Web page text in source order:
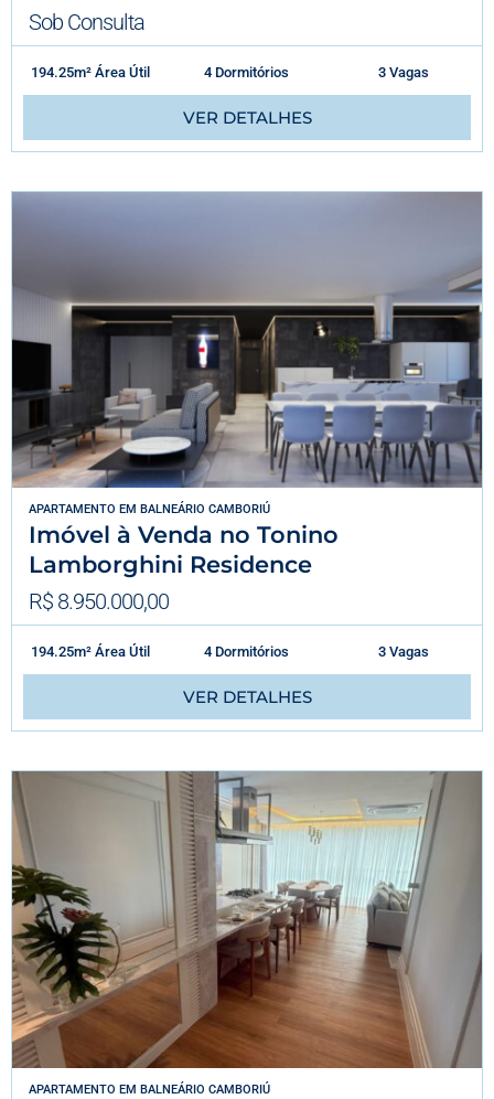
Sob Consulta
194.25m² Área Útil 4 Dormitórios 3 Vagas
VER DETALHES
APARTAMENTO EM BALNEÁRIO CAMBORIÚ
Imóvel à Venda no Tonino
Lamborghini Residence
R$ 8.950.000,00
194.25m² Área Útil 4 Dormitórios 3 Vagas
VER DETALHES
APARTAMENTO EM BALNEÁRIO CAMBORIÚ